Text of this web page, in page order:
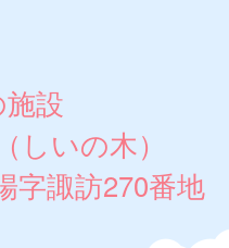
設
しいの木）
字諏訪270番地